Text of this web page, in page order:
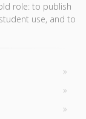
role: to publish
use, and to